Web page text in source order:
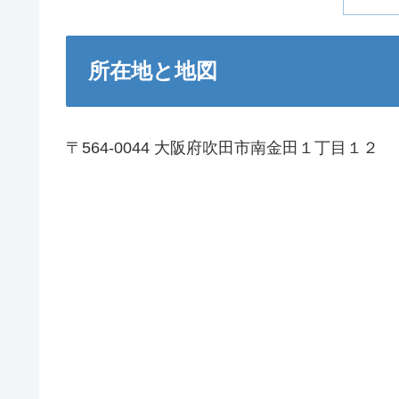
所在地と地図
〒564-0044 大阪府吹田市南金田１丁目１２